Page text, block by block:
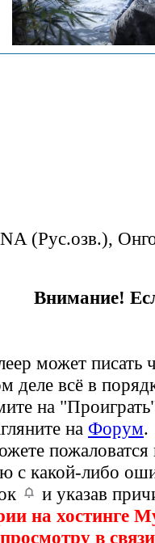
(Рус.озв.),
Внимание!
может писать
деле всё в
на
на Форум.
с какой-либо
и указав
на хостинге
просмотру в